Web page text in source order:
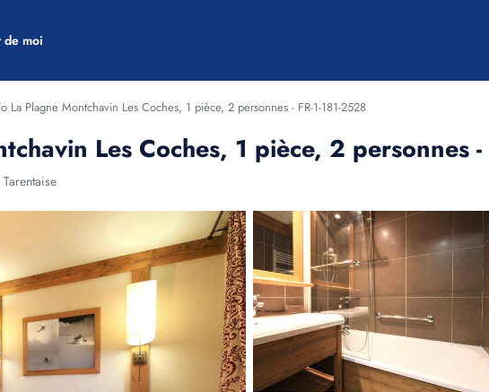
de moi
La Plagne Montchavin Les Coches, 1 pièce, 2 personnes - FR-1-181-2528
Les Coches, 1 pièce, 2 personnes -